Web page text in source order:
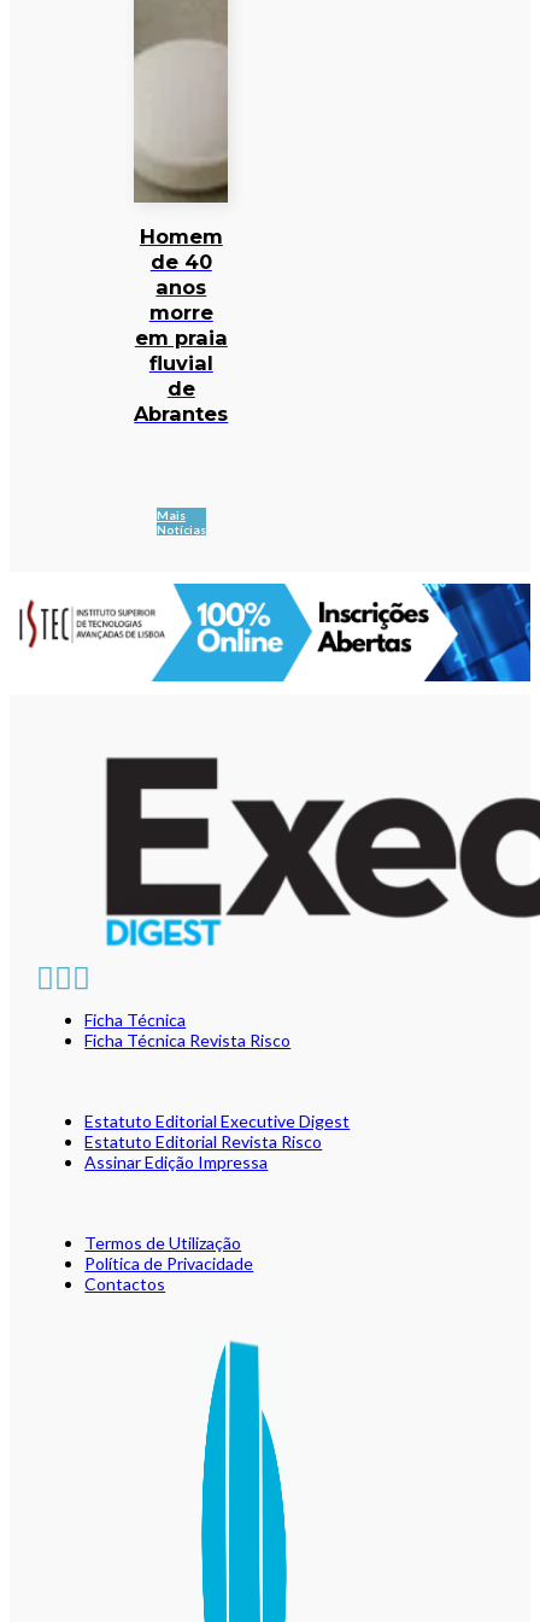
Homem
de 40
anos
morre
em praia
fluvial
de
Abrantes
Mais
Notícias
Ficha Técnica
Ficha Técnica Revista Risco
Estatuto Editorial Executive Digest
Estatuto Editorial Revista Risco
Assinar Edição Impressa
Termos de Utilização
Política de Privacidade
Contactos